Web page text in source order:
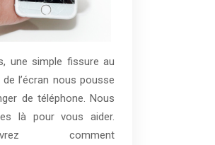
une simple fissure au
de l’écran nous pousse
de téléphone. Nous
là pour vous aider.
comment